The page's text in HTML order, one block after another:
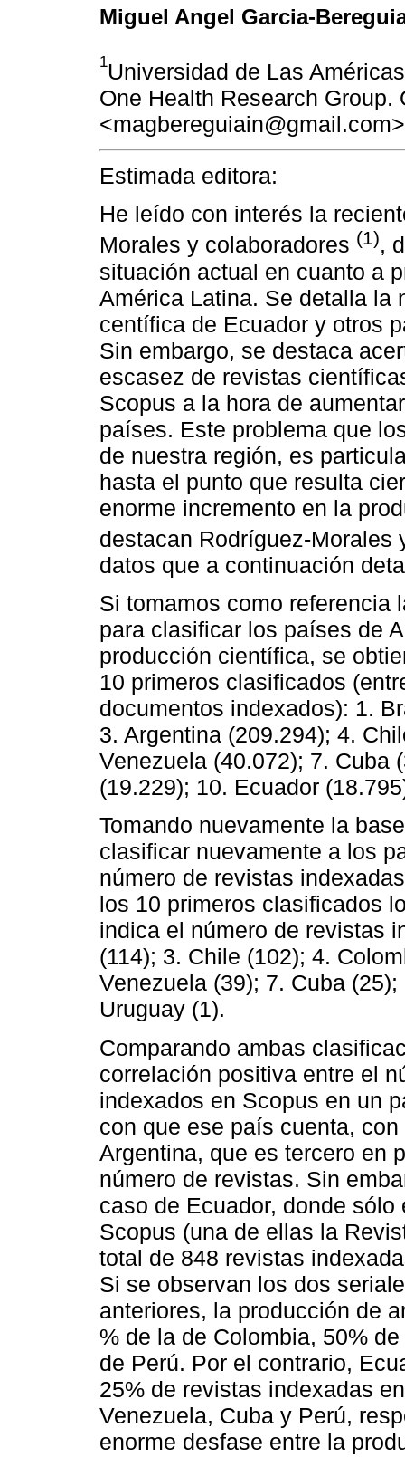
Miguel Angel Garcia-
1Universidad de Las
One Health Research Group.
<magbereguiain@gmail.com>
Estimada editora:
He leído con interés la
Morales y colaboradores (1),
situación actual en cuanto a
América Latina. Se detalla la
centífica de Ecuador y otros
Sin embargo, se destaca
escasez de revistas
Scopus a la hora de
países. Este problema que
de nuestra región, es
hasta el punto que resulta
enorme incremento en la
destacan Rodríguez-Morales
datos que a continuación
Si tomamos como referencia
para clasificar los países de
producción científica, se
10 primeros clasificados
documentos indexados): 1.
3. Argentina (209.294); 4.
Venezuela (40.072); 7. Cuba
(19.229); 10. Ecuador
Tomando nuevamente la
clasificar nuevamente a los
número de revistas
los 10 primeros clasificados
indica el número de revistas
(114); 3. Chile (102); 4.
Venezuela (39); 7. Cuba
Uruguay (1).
Comparando ambas
correlación positiva entre el
indexados en Scopus en un
con que ese país cuenta,
Argentina, que es tercero en
número de revistas. Sin
caso de Ecuador, donde
Scopus (una de ellas la
total de 848 revistas
Si se observan los dos
anteriores, la producción de
% de la de Colombia, 50%
de Perú. Por el contrario,
25% de revistas indexadas
Venezuela, Cuba y Perú,
enorme desfase entre la